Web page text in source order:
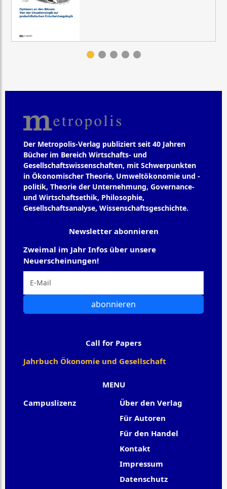
Der Metropolis-Verlag publiziert seit 40 Jahren
Bücher im Bereich Wirtschafts- und
Gesellschaftswissenschaften, mit Schwerpunkten
in Ökonomischer Theorie, Umweltökonomie und -
politik, Theorie der Unternehmung, Governance-
und Wirtschaftsethik, Philosophie,
Gesellschaftsanalyse, Wissenschaftsgeschichte.
MENU
Campuslizenz
Über den Verlag
Für Autoren
Für den Handel
Kontakt
Impressum
Datenschutz
Newsletter abonnieren
Zweimal im Jahr Infos über unsere
Neuerscheinungen!
abonnieren
Call for Papers
Jahrbuch Ökonomie und Gesellschaft